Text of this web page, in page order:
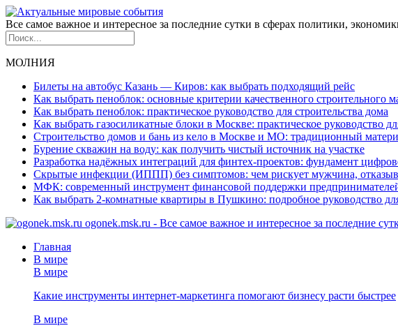
Все самое важное и интересное за последние сутки в сферах политики,
МОЛНИЯ
Билеты на автобус Казань — Киров: как выбрать подходящий рейс
Как выбрать пеноблок: основные критерии качественного строительного
Как выбрать пеноблок: практическое руководство для строительства дома
Как выбрать газосиликатные блоки в Москве: практическое руководство
Строительство домов и бань из кело в Москве и МО: традиционный
Бурение скважин на воду: как получить чистый источник на участке
Разработка надёжных интеграций для финтех-проектов: фундамент
Скрытые инфекции (ИППП) без симптомов: чем рискует мужчина,
МФК: современный инструмент финансовой поддержки
Как выбрать 2-комнатные квартиры в Пушкино: подробное руководство
ogonek.msk.ru - Все самое важное и интересное за последние
Главная
В мире
В мире
Какие инструменты интернет-маркетинга помогают бизнесу расти быстрее
В мире